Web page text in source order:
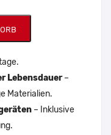
Lebensdauer–
Materialien.
– Inklusive